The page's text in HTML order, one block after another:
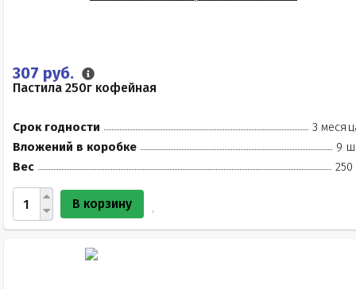
307 руб.
Пастила 250г кофейная
Срок годности
3
Вложений в коробке
9
Вес
250
В корзину